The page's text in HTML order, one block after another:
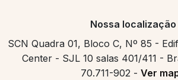
Nossa localização
SCN Quadra 01, Bloco C, Nº 85 -
Center - SJL 10 salas 401/411 -
70.711-902 - Ver